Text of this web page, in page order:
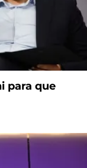
para que